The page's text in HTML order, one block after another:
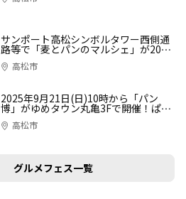
サンポート高松シンボルタワー西側通
路等で「麦とパンのマルシェ」が2023
年3月19日 (日)に開催
高松市
2025年9月21日(日)10時から「パン
博」がゆめタウン丸亀3Fで開催！ぱく
っとひと口試食でお気に入りパンを見
つけよう！食べて選べるパンのイベン
高松市
グルメフェス一覧